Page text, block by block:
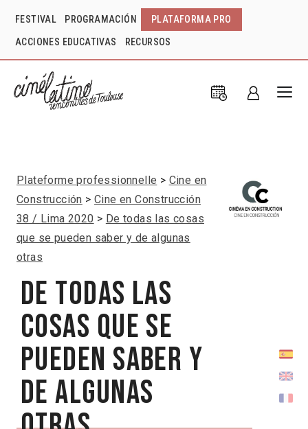
FESTIVAL PROGRAMACIÓN PLATAFORMA PRO
ACCIONES EDUCATIVAS RECURSOS
Plateforme professionnelle
Cine en
Construcción
Cine en Construcción
38 / Lima 2020
De todas las cosas
que se pueden saber y de algunas
otras
De todas las
cosas que se
pueden saber y
de algunas